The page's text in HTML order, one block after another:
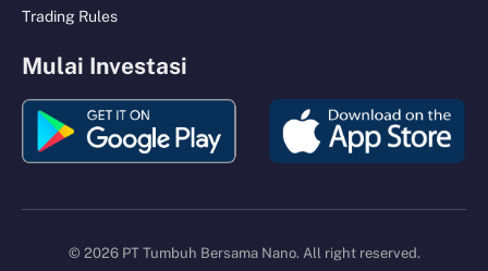
Trading Rules
Mulai Investasi
© 2026 PT Tumbuh Bersama Nano. All right reserved.